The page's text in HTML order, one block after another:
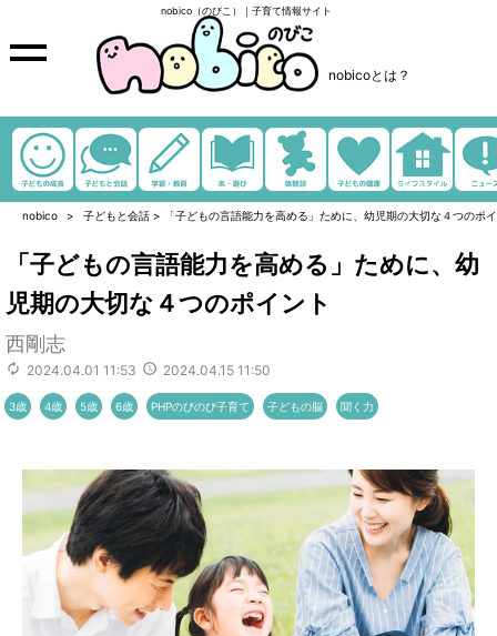
nobico（のびこ）｜子育て情報サイト
nobicoとは？
nobico 子どもと会話 > 「子どもの言語能力を高める」ために、幼児期の大切な４つのポ
「子どもの言語能力を高める」ために、幼
児期の大切な４つのポイント
西剛志
2024.04.01 11:53 2024.04.15 11:50
3歳 4歳 5歳 6歳 PHPのびのび子育て 子どもの脳 聞く力